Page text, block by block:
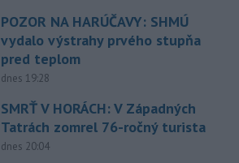
POZOR NA HARÚČAVY: SHMÚ
vydalo výstrahy prvého stupňa
pred teplom
dnes 19:28
SMRŤ V HORÁCH: V Západných
Tatrách zomrel 76-ročný turista
dnes 20:04